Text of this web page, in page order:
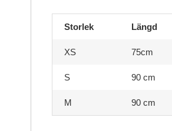
Storlek Längd
XS 75cm
S 90 cm
M 90 cm